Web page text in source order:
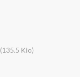
(135.5 Kio)